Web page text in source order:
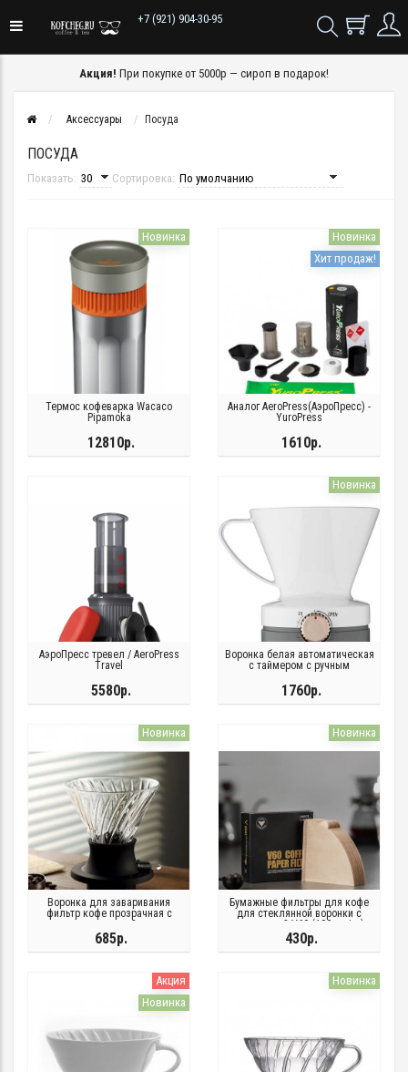
+7 (921) 904-30-95
Акция! При покупке от 5000р — сироп в подарок!
Аксессуары Посуда
ПОСУДА
Показать: Сортировка:
Новинка
Термос кофеварка Wacaco
Pipamoka
12810р.
Новинка
Хит продаж!
Аналог АeroPress(АэроПресс) -
YuroPress
1610р.
АэроПресс тревел / AeroPress
Travel
5580р.
Новинка
Воронка белая автоматическая
с таймером с ручным
1760р.
Новинка
Воронка для заваривания
фильтр кофе прозрачная с
подставкой
685р.
Новинка
Бумажные фильтры для кофе
для стеклянной воронки с
подставкой V60 (100 шт/уп)
430р.
Акция
Новинка
Новинка